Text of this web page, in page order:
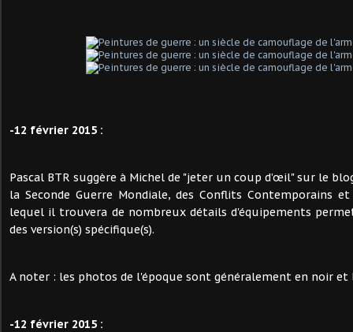
-12 février 2015 :
Pascal BTR suggère à Michel de "jeter un coup d’œil" sur le
la Seconde Guerre Mondiale, des Conflits Contemporains
lequel il trouvera de nombreux détails d'équipements
des version(s) spécifique(s).
A noter : les photos de l'époque sont généralement en noir et
-12 février 2015 :